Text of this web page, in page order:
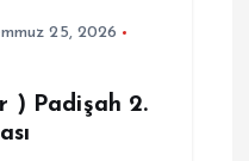
25, 2026
) Padişah 2.